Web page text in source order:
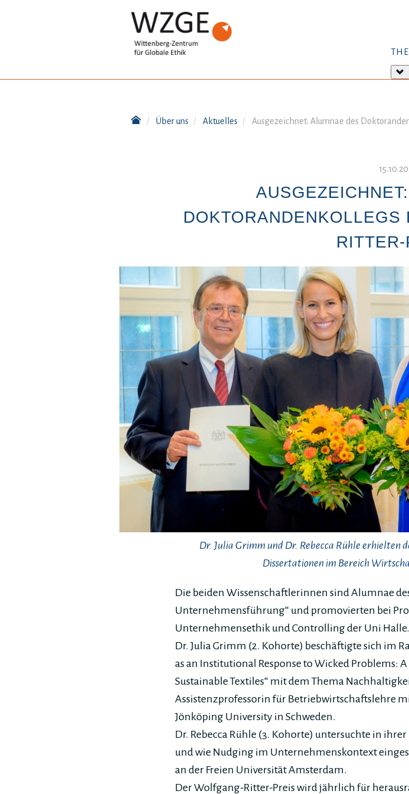
Über uns Aktuelles Ausgezeichnet: Alumnae des
DOKTORANDENKOLLEGS
Dr. Julia Grimm und Dr. Rebecca Rühle erhielten
Dissertationen im Bereich
Die beiden Wissenschaftlerinnen sind Alumnae
Unternehmensführung“ und promovierten bei
Unternehmensethik und Controlling der Uni Halle.
Dr. Julia Grimm (2. Kohorte) beschäftigte sich im
as an Institutional Response to Wicked Problems:
Sustainable Textiles“ mit dem Thema
Assistenzprofessorin für Betriebwirtschaftslehre
Jönköping University in Schweden.
Dr. Rebecca Rühle (3. Kohorte) untersuchte in
und wie Nudging im Unternehmenskontext
an der Freien Universität Amsterdam.
Der Wolfgang-Ritter-Preis wird jährlich für